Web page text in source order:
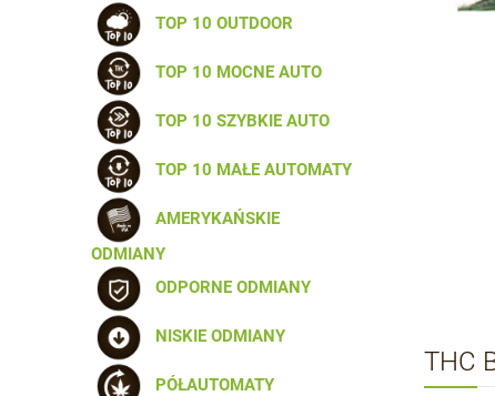
TOP 10 OUTDOOR
TOP 10 MOCNE AUTO
TOP 10 SZYBKIE AUTO
TOP 10 MAŁE AUTOMATY
AMERYKAŃSKIE
ODMIANY
ODPORNE ODMIANY
NISKIE ODMIANY
PÓŁAUTOMATY
THC